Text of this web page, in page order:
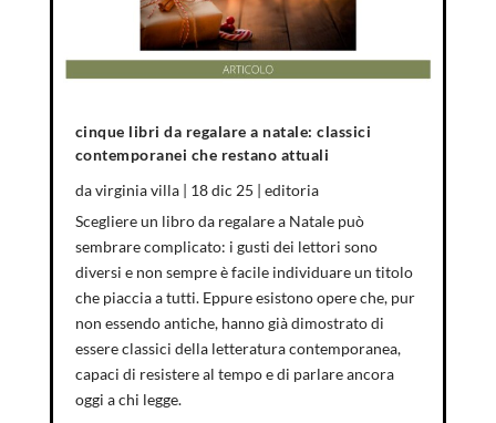
cinque libri da regalare a natale: classici
contemporanei che restano attuali
davirginia villa| 18 dic 25 | editoria
Scegliere un libro da regalare a Natale può
sembrare complicato: i gusti dei lettori sono
diversi e non sempre è facile individuare un titolo
che piaccia a tutti. Eppure esistono opere che, pur
non essendo antiche, hanno già dimostrato di
essere classici della letteratura contemporanea,
capaci di resistere al tempo e di parlare ancora
oggi a chi legge.